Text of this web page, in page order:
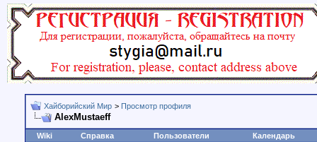
Хайборийский Мир > Просмотр профиля
AlexMustaeff
Wiki Справка Пользователи Календарь